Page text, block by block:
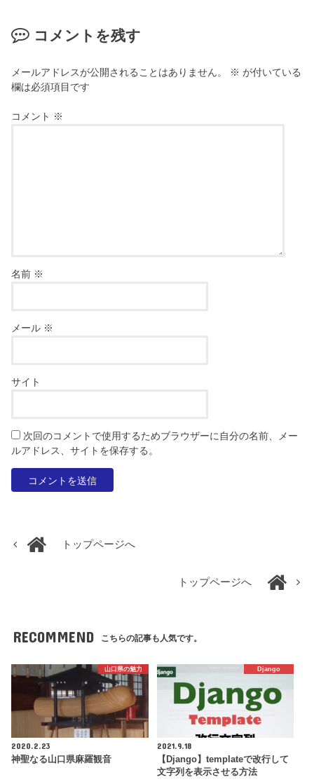
コメントを残す
メールアドレスが公開されることはありません。 ※ が付いている
欄は必須項目です
コメント ※
名前 ※
メール ※
サイト
次回のコメントで使用するためブラウザーに自分の名前、メー
ルアドレス、サイトを保存する。
トップページへ
トップページへ
RECOMMEND こちらの記事も人気です。
山口県の魅力
2020.2.23
神聖なる山口県麻羅観音
Django
2021.9.18
【Django】templateで改行して
文字列を表示させる方法